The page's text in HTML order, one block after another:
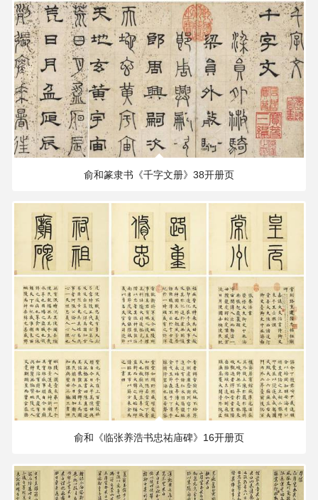
俞和篆隶书《千字文册》38开册页
俞和《临张养浩书忠祐庙碑》16开册页
406.96 MB 3989×3037 PX
123.36 MB 2446×2200 PX